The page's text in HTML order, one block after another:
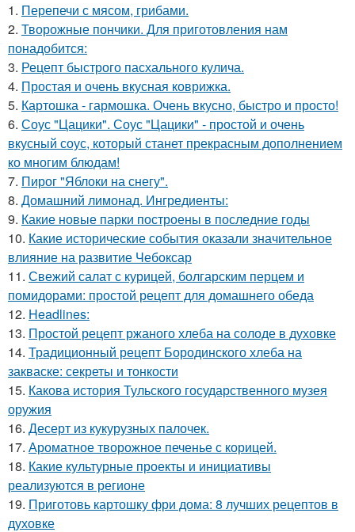
1. Перепечи с мясом, грибами.
2. Творожные пончики. Для приготовления нам
понадобится:
3. Рецепт быстрого пасхального кулича.
4. Простая и очень вкусная коврижка.
5. Картошка - гармошка. Очень вкусно, быстро и просто!
6. Соус "Цацики". Соус "Цацики" - простой и очень
вкусный соус, который станет прекрасным дополнением
ко многим блюдам!
7. Пирог "Яблоки на снегу".
8. Домашний лимонад. Ингредиенты:
9. Какие новые парки построены в последние годы
10. Какие исторические события оказали значительное
влияние на развитие Чебоксар
11. Свежий салат с курицей, болгарским перцем и
помидорами: простой рецепт для домашнего обеда
12. Headlines:
13. Простой рецепт ржаного хлеба на солоде в духовке
14. Традиционный рецепт Бородинского хлеба на
закваске: секреты и тонкости
15. Какова история Тульского государственного музея
оружия
16. Десерт из кукурузных палочек.
17. Ароматное творожное печенье с корицей.
18. Какие культурные проекты и инициативы
реализуются в регионе
19. Приготовь картошку фри дома: 8 лучших рецептов в
духовке